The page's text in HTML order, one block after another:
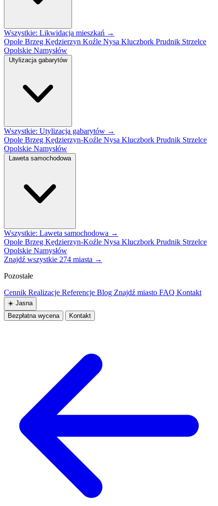
Wszystkie: Likwidacja mieszkań →
Opole Brzeg Kędzierzyn Koźle Nysa Kluczbork Prudnik Strzelce
Opolskie Namysłów
Utylizacja gabarytów
Wszystkie: Utylizacja gabarytów →
Opole Brzeg Kędzierzyn-Koźle Nysa Kluczbork Prudnik Strzelce
Opolskie Namysłów
Laweta samochodowa
Wszystkie: Laweta samochodowa →
Opole Brzeg Kędzierzyn-Koźle Nysa Kluczbork Prudnik Strzelce
Opolskie Namysłów
Znajdź wszystkie 274 miasta →
Pozostałe
Cennik Realizacje Referencje Blog Znajdź miasto FAQ Kontakt
☀️ Jasna
Bezpłatna wycena
Kontakt